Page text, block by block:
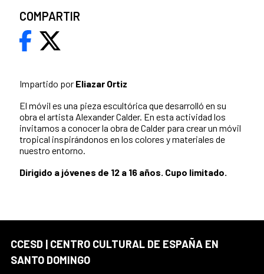
Impartido por Eliazar Ortiz
El móvil es una pieza escultórica que desarrolló en su
obra el artista Alexander Calder. En esta actividad los
invitamos a conocer la obra de Calder para crear un móvil
tropical inspirándonos en los colores y materiales de
nuestro entorno.
Dirigido a jóvenes de 12 a 16 años. Cupo limitado.
COMPARTIR
CCESD | CENTRO CULTURAL DE ESPAÑA EN
SANTO DOMINGO